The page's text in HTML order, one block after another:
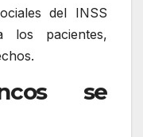
del INSS
los pacientes,
se